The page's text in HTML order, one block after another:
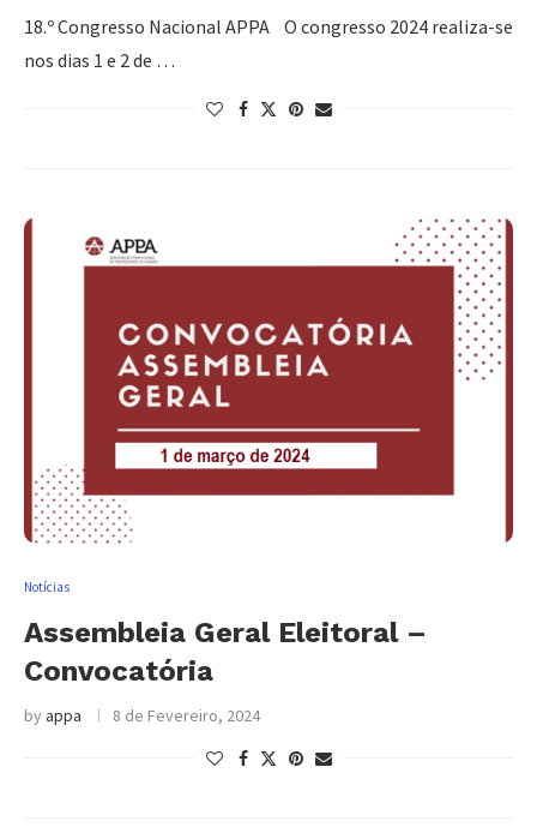
18.º Congresso Nacional APPA O congresso 2024 realiza-se
nos dias 1 e 2 de …
Notícias
Assembleia Geral Eleitoral –
Convocatória
byappa 8 de Fevereiro, 2024